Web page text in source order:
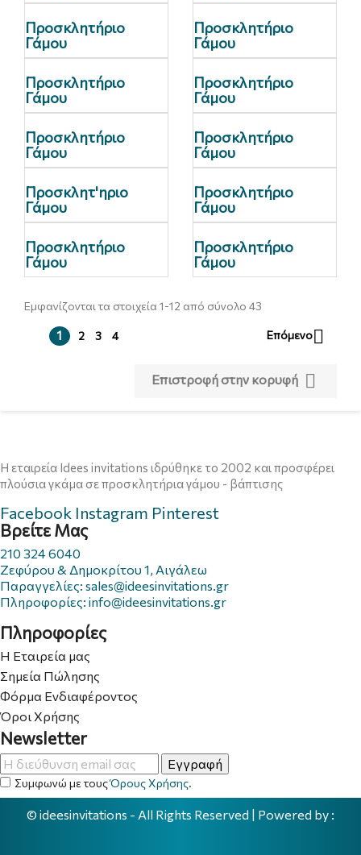
Προσκλητήριο
Γάμου
Προσκλητήριο
Γάμου
Προσκλητήριο
Γάμου
Προσκλητήριο
Γάμου
Προσκλητήριο
Γάμου
Προσκλητήριο
Γάμου
Προσκλητ'ηριο
Γάμου
Προσκλητήριο
Γάμου
Προσκλητήριο
Γάμου
Προσκλητήριο
Γάμου
Εμφανίζονται τα στοιχεία 1-12 από σύνολο 43
1 2 3 4 Επόμενο
Επιστροφή στην κορυφή 
Η εταιρεία Idees invitations ιδρύθηκε το 2002 και προσφέρει
πλούσια γκάμα σε προσκλητήρια γάμου - βάπτισης
Facebook Instagram Pinterest
Βρείτε Μας
210 324 6040
Ζεφύρου & Δημοκρίτου 1, Αιγάλεω
Παραγγελίες: sales@ideesinvitations.gr
Πληροφορίες: info@ideesinvitations.gr
Πληροφορίες
Η Εταιρεία μας
Σημεία Πώλησης
Φόρμα Ενδιαφέροντος
Όροι Χρήσης
Newsletter
Εγγραφή
Συμφωνώ με τουςΌρους Χρήσης.
© ideesinvitations - All Rights Reserved | Powered by :